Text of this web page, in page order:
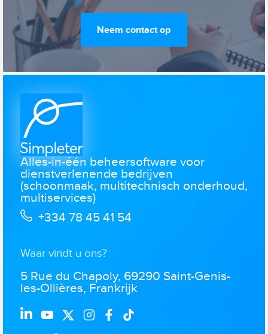
Neem contact op
Alles-in-één beheersoftware voor
dienstverlenende bedrijven
(schoonmaak, multitechnisch onderhoud,
multiservices)
+334 78 45 41 54
Waar vindt u ons?
5 Rue du Chapoly, 69290 Saint-Genis-
les-Ollières, Frankrijk